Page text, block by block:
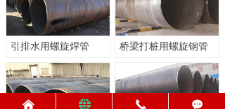
낀 뀁 끅 끁
引排水用螺旋焊管 桥梁打桩用螺旋钢管